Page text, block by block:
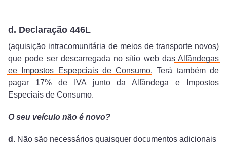
d. Declaração 446L
(aquisição intracomunitária de meios de transporte novos)
que pode ser descarregada no sítio web dasAlfândegas
ee Impostos Espepciais de Consumo. Terá também de
pagar 17% de IVA junto da Alfândega e Impostos
Especiais de Consumo.
O seu veículo não é novo?
d. Não são necessários quaisquer documentos adicionais